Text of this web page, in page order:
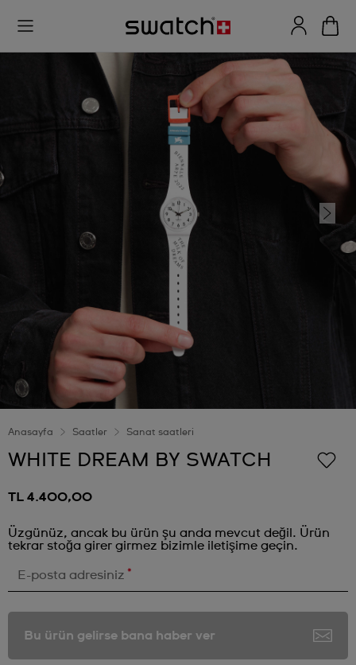
Anasayfa Saatler Sanat saatleri
WHITE DREAM BY SWATCH
TL 4.400,00
Üzgünüz, ancak bu ürün şu anda mevcut değil. Ürün
tekrar stoğa girer girmez bizimle iletişime geçin.
E-posta adresiniz *
Bu ürün gelirse bana haber ver